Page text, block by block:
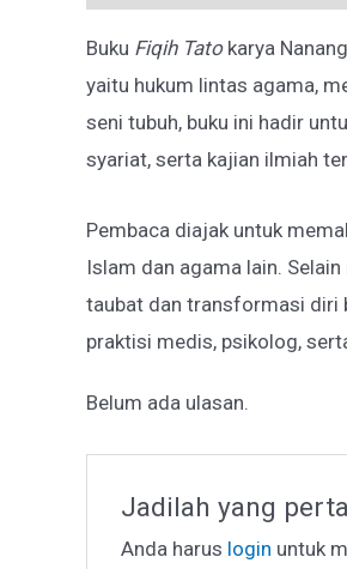
Buku Fiqih Tatokarya
yaitu hukum lintas agama,
seni tubuh, buku ini hadir
syariat, serta kajian ilmiah
Pembaca diajak untuk
Islam dan agama lain.
taubat dan transformasi diri
praktisi medis, psikolog,
Belum ada ulasan.
Jadilah yang
Anda harus login untuk